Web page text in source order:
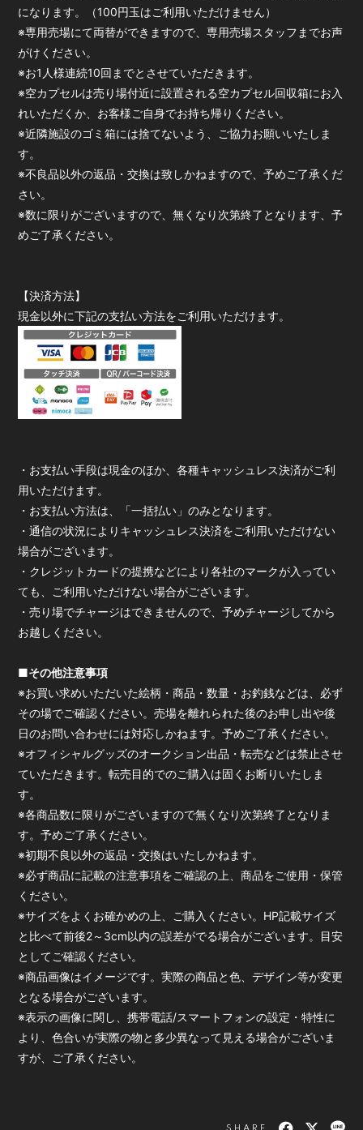
になります。（100円玉はご利用いただけません）
※専用売場にて両替ができますので、専用売場スタッフまでお声
がけください。
※お1人様連続10回までとさせていただきます。
※空カプセルは売り場付近に設置される空カプセル回収箱にお入
れいただくか、お客様ご自身でお持ち帰りください。
※近隣施設のゴミ箱には捨てないよう、ご協力お願いいたしま
す。
※不良品以外の返品・交換は致しかねますので、予めご了承くだ
さい。
※数に限りがございますので、無くなり次第終了となります、予
めご了承ください。
【決済方法】
現金以外に下記の支払い方法をご利用いただけます。
・お支払い手段は現金のほか、各種キャッシュレス決済がご利
用いただけます。
・お支払い方法は、「一括払い」のみとなります。
・通信の状況によりキャッシュレス決済をご利用いただけない
場合がございます。
・クレジットカードの提携などにより各社のマークが入ってい
ても、ご利用いただけない場合がございます。
・売り場でチャージはできませんので、予めチャージしてから
お越しください。
■その他注意事項
※お買い求めいただいた絵柄・商品・数量・お釣銭などは、必ず
その場でご確認ください。売場を離れられた後のお申し出や後
日のお問い合わせには対応しかねます。予めご了承ください。
※オフィシャルグッズのオークション出品・転売などは禁止させ
ていただきます。転売目的でのご購入は固くお断りいたしま
す。
※各商品数に限りがございますので無くなり次第終了となりま
す。予めご了承ください。
※初期不良以外の返品・交換はいたしかねます。
※必ず商品に記載の注意事項をご確認の上、商品をご使用・保管
ください。
※サイズをよくお確かめの上、ご購入ください。HP記載サイズ
と比べて前後2～3cm以内の誤差がでる場合がございます。目安
としてご確認ください。
※商品画像はイメージです。実際の商品と色、デザイン等が変更
となる場合がございます。
※表示の画像に関し、携帯電話/スマートフォンの設定・特性に
より、色合いが実際の物と多少異なって見える場合がございま
すが、ご了承ください。